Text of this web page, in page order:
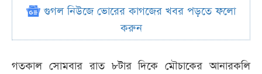
গুগল নিউজে ভোরের কাগজের খবর পড়তে ফলো
করুন
গতকাল সোমবার রাত ৮টার দিকে মৌচাকের আনারকলি